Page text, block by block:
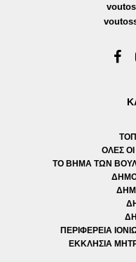
ΟΛΕΣ ΟΙ
ΤΟ ΒΗΜΑ ΤΩΝ
ΠΕΡΙΦΕΡΕΙΑ
ΕΚΚΛΗΣΙΑ